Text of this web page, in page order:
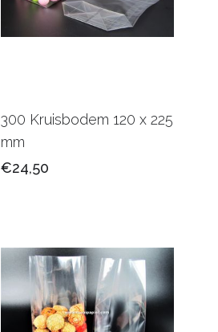
300 Kruisbodem 120 x 225
mm
€24,50